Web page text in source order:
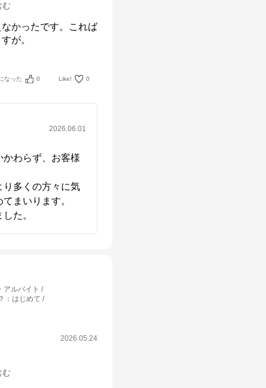
かったです。これば
が。
なった 0 Like! 0
2026.06.01
かわらず、お客様
り多くの方々に気
まいります。
た。
アルバイト
： はじめて
2026.05.24